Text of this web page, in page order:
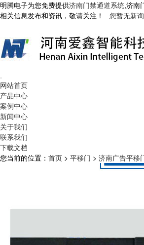
明腾电子为您免费提供济南门禁通道系统,济南
相关信息发布和资讯，敬请关注！ 您暂无新
网站首页
产品中心
案例中心
新闻中心
关于我们
联系我们
下载文档
您当前的位置： 首页 > 平移门 > 济南广告平移